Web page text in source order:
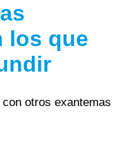
los que
otros exantemas